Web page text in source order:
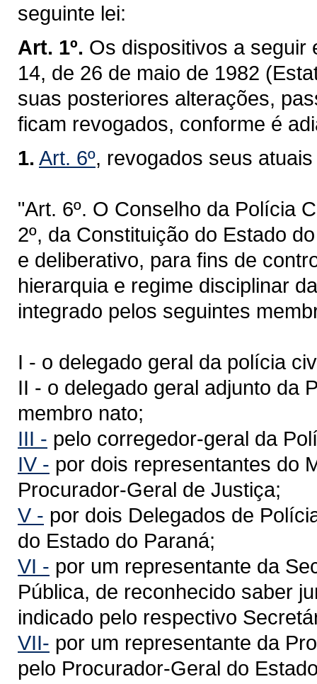
seguinte lei:
Art. 1º. Os dispositivos a seguir
14, de 26 de maio de 1982
suas posteriores alterações,
ficam revogados, conforme é
1. Art. 6º, revogados seus
"Art. 6º. O Conselho da Polícia
2º, da Constituição do Estado
e deliberativo, para fins de
hierarquia e regime disciplinar
integrado pelos seguintes
I - o delegado geral da polícia
II - o delegado geral adjunto da
membro nato;
III - pelo corregedor-geral da
IV - por dois representantes do
Procurador-Geral de Justiça;
V - por dois Delegados de
do Estado do Paraná;
VI - por um representante da
Pública, de reconhecido saber
indicado pelo respectivo
VII- por um representante da
pelo Procurador-Geral do